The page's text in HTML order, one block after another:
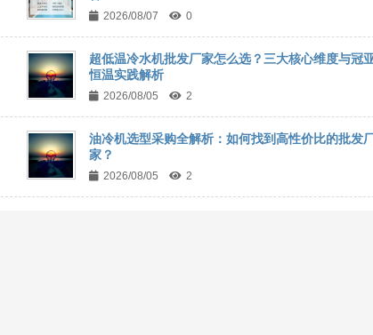
2026/08/07 0
超低温冷水机批发厂家怎么选？三大核心维度与冠
恒温实践解析
2026/08/05 2
油冷机选型采购全解析：如何找到高性价比的批发
家？
2026/08/05 2